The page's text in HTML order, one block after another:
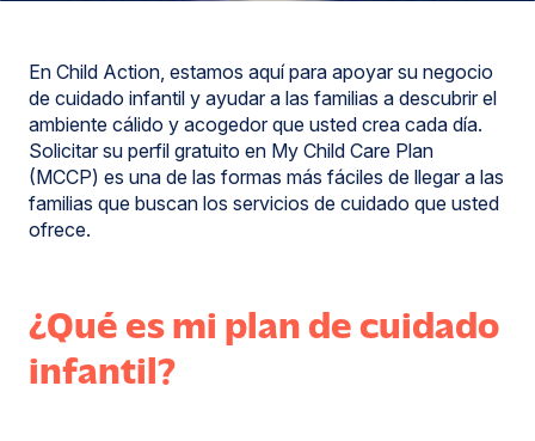
En Child Action, estamos aquí para apoyar su negocio
de cuidado infantil y ayudar a las familias a descubrir el
ambiente cálido y acogedor que usted crea cada día.
Solicitar su perfil gratuito en My Child Care Plan
(MCCP) es una de las formas más fáciles de llegar a las
familias que buscan los servicios de cuidado que usted
ofrece.
¿Qué es mi plan de cuidado
infantil?